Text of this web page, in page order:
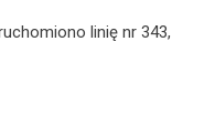
linię nr 343,